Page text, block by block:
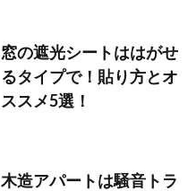
窓の遮光シートははがせ
るタイプで！貼り方とオ
ススメ5選！
木造アパートは騒音トラ